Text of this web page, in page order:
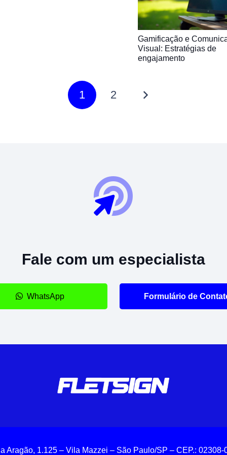
Gamificação e
Visual: Estratégias de
engajamento
1 2
Fale com um especialista
WhatsApp Formulário de
Aragão, 1.125 – Vila Mazzei – São Paulo/SP – CEP.: 02308-